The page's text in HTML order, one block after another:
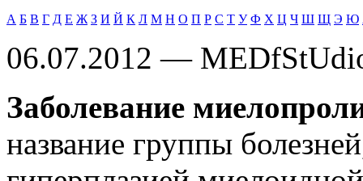
А Б В Г Д Е Ж З И Й К Л М Н О П Р С Т У Ф Х Ц Ч Ш Щ Э Ю
06.07.2012 —
Заболевание
название группы